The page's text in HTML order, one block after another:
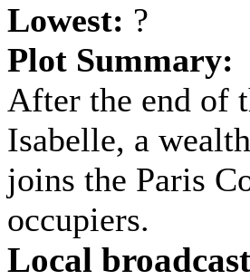
Lowest: ?
Plot Summary:
After the end of
Isabelle, a
joins the Paris
occupiers.
Local